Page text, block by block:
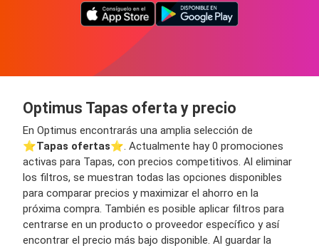
Optimus Tapas oferta y precio
En Optimus encontrarás una amplia selección de
⭐️Tapas ofertas⭐️. Actualmente hay 0 promociones
activas para Tapas, con precios competitivos. Al eliminar
los filtros, se muestran todas las opciones disponibles
para comparar precios y maximizar el ahorro en la
próxima compra. También es posible aplicar filtros para
centrarse en un producto o proveedor específico y así
encontrar el precio más bajo disponible. Al guardar la